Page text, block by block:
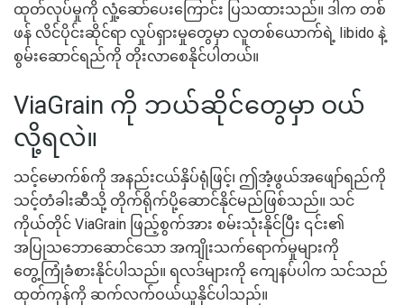
ထုတ်လုပ်မှုကို လှုံ့ဆော်ပေးကြောင်း ပြသထားသည်။ ဒါက တစ်
ဖန် လိင်ပိုင်းဆိုင်ရာ လှုပ်ရှားမှုတွေမှာ လူတစ်ယောက်ရဲ့ libido နဲ့
စွမ်းဆောင်ရည်ကို တိုးလာစေနိုင်ပါတယ်။
ViaGrain ကို ဘယ်ဆိုင်တွေမှာ ဝယ်
လို့ရလဲ။
သင့်မောက်စ်ကို အနည်းငယ်နှိပ်ရုံဖြင့်၊ ဤအံ့ဖွယ်အဖျော်ရည်ကို
သင့်တံခါးဆီသို့ တိုက်ရိုက်ပို့ဆောင်နိုင်မည်ဖြစ်သည်။ သင်
ကိုယ်တိုင် ViaGrain ဖြည့်စွက်အား စမ်းသုံးနိုင်ပြီး ၎င်း၏
အပြုသဘောဆောင်သော အကျိုးသက်ရောက်မှုများကို
တွေ့ကြုံခံစားနိုင်ပါသည်။ ရလဒ်များကို ကျေနပ်ပါက သင်သည်
ထုတ်ကုန်ကို ဆက်လက်ဝယ်ယူနိုင်ပါသည်။